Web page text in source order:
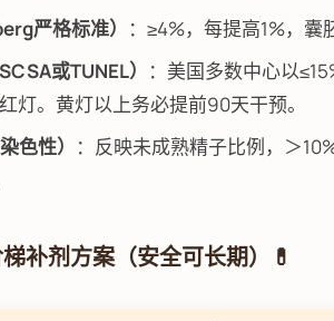
严格标准）
：≥4%，每提高1%，囊
或TUNEL）
：美国多数中心以
灯。黄灯以上务必提前90天干预。
色性）
：反映未成熟精子比例，＞
补剂方案（安全可长期）💊